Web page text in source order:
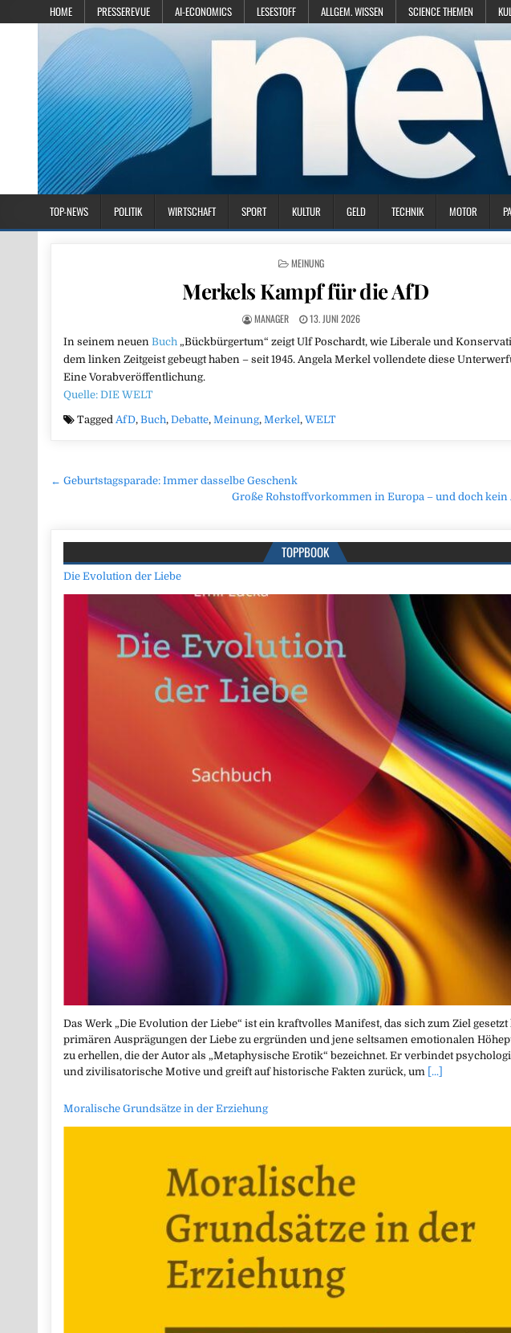
HOME PRESSEREVUE AI-ECONOMICS LESESTOFF ALLGEM. WISSEN SCIENCE THEMEN
TOP-NEWS POLITIK WIRTSCHAFT SPORT KULTUR GELD TECHNIK MOTOR
POSTED IN
MEINUNG
Merkels Kampf für die AfD
MANAGER 13. JUNI 2026
In seinem neuenBuch „Bückbürgertum“ zeigt Ulf Poschardt, wie Liberale und
dem linken Zeitgeist gebeugt haben – seit 1945. Angela Merkel vollendete diese
Eine Vorabveröffentlichung.
Quelle: DIE WELT
TaggedAfD,Buch,Debatte,Meinung,Merkel,WELT
Beitragsnavigation
← Geburtstagsparade: Immer dasselbe Geschenk
Große Rohstoffvorkommen in Europa – und doch kein
TOPPBOOK
Die Evolution der Liebe
Das Werk „Die Evolution der Liebe“ ist ein kraftvolles Manifest, das sich zum Ziel gesetzt
primären Ausprägungen der Liebe zu ergründen und jene seltsamen emotionalen
zu erhellen, die der Autor als „Metaphysische Erotik“ bezeichnet. Er verbindet
und zivilisatorische Motive und greift auf historische Fakten zurück, um [...]
Moralische Grundsätze in der Erziehung